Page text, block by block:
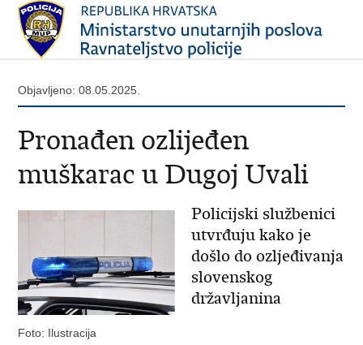
Objavljeno: 08.05.2025.
Pronađen ozlijeđen
muškarac u Dugoj Uvali
Policijski službenici
utvrđuju kako je
došlo do ozljeđivanja
slovenskog
državljanina
Foto: Ilustracija